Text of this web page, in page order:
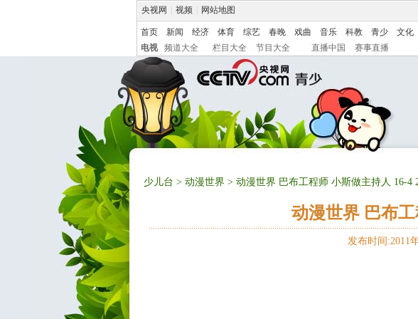
央视网 视频 网站地图
首页 新闻 经济 体育 综艺 春晚 戏曲 音乐 科教 青少 文化
电视
频道大全 栏目大全 节目大全 直播中国 赛事直播
少儿台 > 动漫世界 > 动漫世界 巴布工程师 小斯做主持人 16-4
动漫世界 巴布工
发布时间:2011